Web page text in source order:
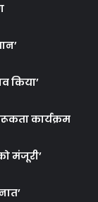
किया’
कार्यक्रम
मंजूरी’